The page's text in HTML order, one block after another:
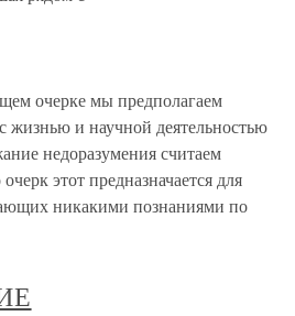
очерке мы предполагаем
жизнью и научной деятельностью
недоразумения считаем
этот предназначается для
никакими познаниями по